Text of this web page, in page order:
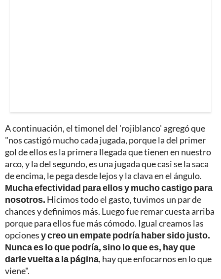
A continuación, el timonel del 'rojiblanco' agregó que
"nos castigó mucho cada jugada, porque la del primer
gol de ellos es la primera llegada que tienen en nuestro
arco, y la del segundo, es una jugada que casi se la saca
de encima, le pega desde lejos y la clava en el ángulo.
Mucha efectividad para ellos y mucho castigo para
nosotros. Hicimos todo el gasto, tuvimos un par de
chances y definimos más. Luego fue remar cuesta arriba
porque para ellos fue más cómodo. Igual creamos las
opcionesy creo un empate podría haber sido justo.
Nunca es lo que podría, sino lo que es, hay que
darle vuelta a la página, hay que enfocarnos en lo que
viene".